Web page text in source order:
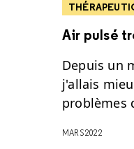
Air pulsé
Depuis un
j'allais
problèmes
MARS 2022